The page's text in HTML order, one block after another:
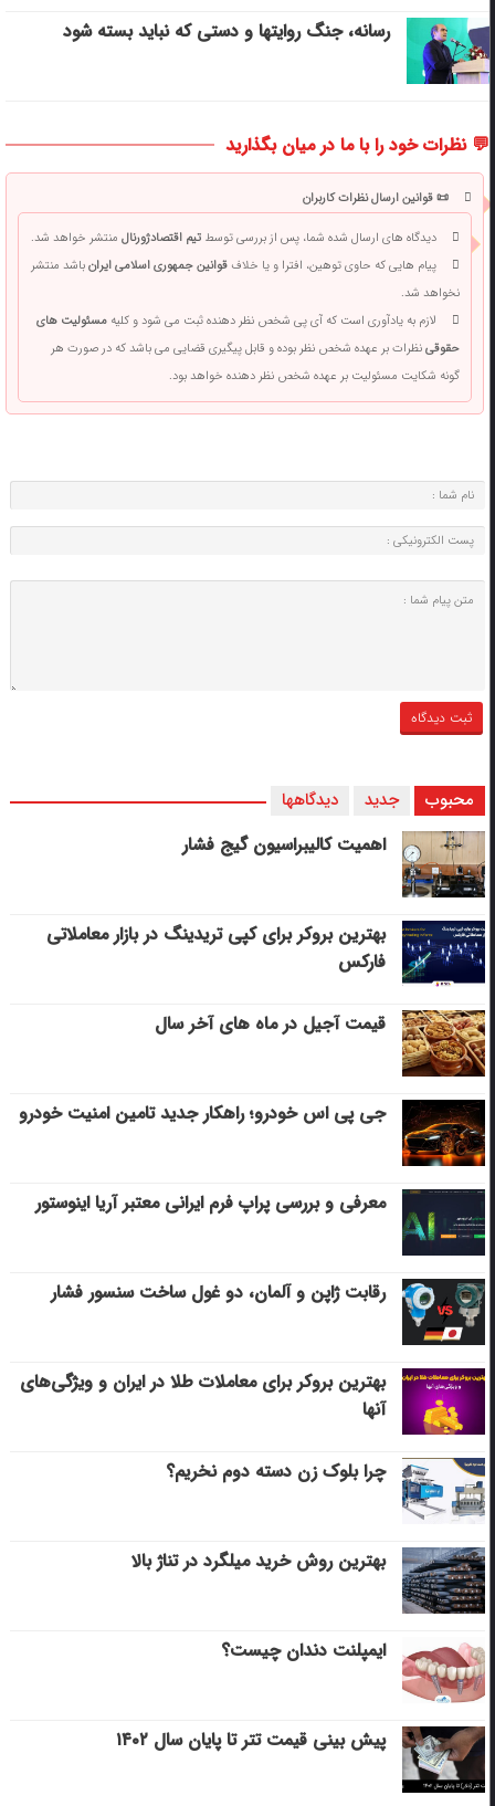
رسانه، جنگ روایتها و دستی که نباید بسته شود
💬 نظرات خود را با ما در میان بگذارید
📜 قوانین ارسال نظرات کاربران
دیدگاه های ارسال شده شما، پس از بررسی توسطتیم اقتصادژورنالمنتشر خواهد شد.
پیام هایی که حاوی توهین، افترا و یا خلافقوانین جمهوری اسلامی ایرانباشد منتشر
نخواهد شد.
لازم به یادآوری است که آی پی شخص نظر دهنده ثبت می شود و کلیهمسئولیت های
حقوقینظرات بر عهده شخص نظر بوده و قابل پیگیری قضایی می باشد که در صورت هر
گونه شکایت مسئولیت بر عهده شخص نظر دهنده خواهد بود.
محبوب جدید دیدگاهها
اهمیت کالیبراسیون گیج فشار
بهترین بروکر برای کپی‌ تریدینگ در بازار معاملاتی
فارکس
قیمت آجیل در ماه های آخر سال
جی پی اس خودرو؛ راهکار جدید تامین امنیت خودرو
معرفی و بررسی پراپ فرم ایرانی معتبر آریا اینوستور
رقابت ژاپن و آلمان، دو غول ساخت سنسور فشار
بهترین بروکر برای معاملات طلا در ایران و ویژگی‌های
آنها
چرا بلوک زن دسته دوم نخریم؟
بهترین روش خرید میلگرد در تناژ بالا
ایمپلنت دندان چیست؟
پیش بینی قیمت تتر تا پایان سال ۱۴۰۲